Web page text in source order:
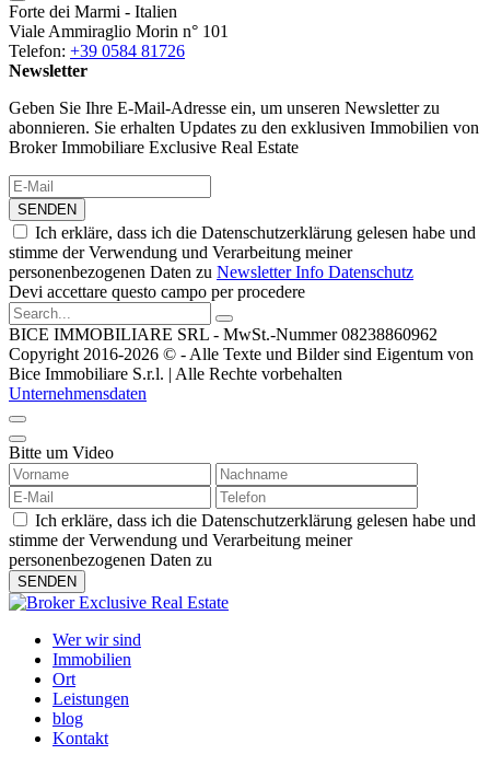
Forte dei Marmi - Italien
Viale Ammiraglio Morin n° 101
Telefon: +39 0584 81726
Newsletter
Geben Sie Ihre E-Mail-Adresse ein, um unseren Newsletter zu
abonnieren. Sie erhalten Updates zu den exklusiven Immobilien von
Broker Immobiliare Exclusive Real Estate
SENDEN
Ich erkläre, dass ich die Datenschutzerklärung gelesen habe und
stimme der Verwendung und Verarbeitung meiner
personenbezogenen Daten zu Newsletter Info Datenschutz
Devi accettare questo campo per procedere
BICE IMMOBILIARE SRL - MwSt.-Nummer 08238860962
Copyright 2016-2026 © - Alle Texte und Bilder sind Eigentum von
Bice Immobiliare S.r.l. | Alle Rechte vorbehalten
Unternehmensdaten
Bitte um Video
Ich erkläre, dass ich die Datenschutzerklärung gelesen habe und
stimme der Verwendung und Verarbeitung meiner
personenbezogenen Daten zu
Wer wir sind
Immobilien
Ort
Leistungen
blog
Kontakt